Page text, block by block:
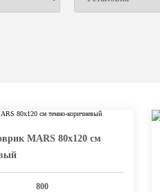
MARS 80х120 см
800